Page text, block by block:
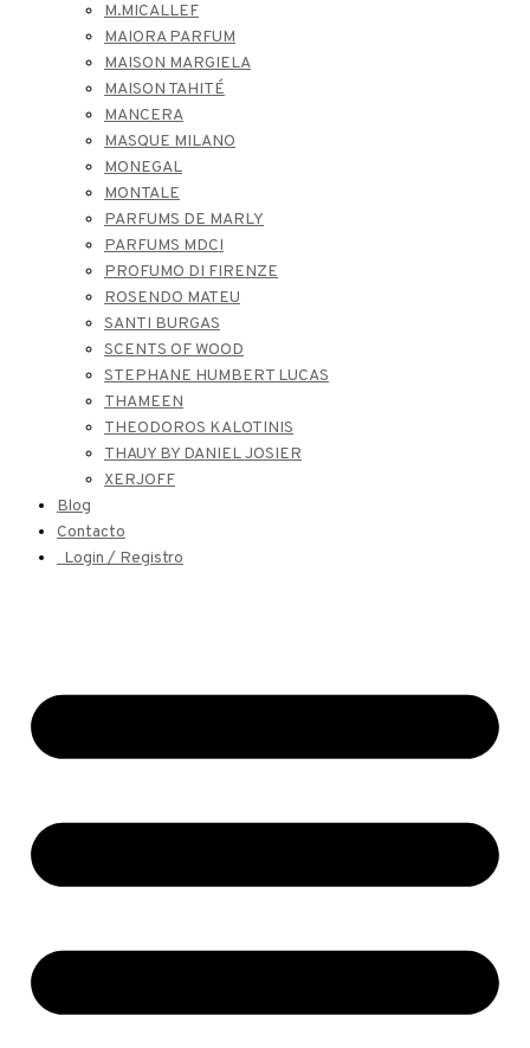
M.MICALLEF
MAIORA PARFUM
MAISON MARGIELA
MAISON TAHITÉ
MANCERA
MASQUE MILANO
MONEGAL
MONTALE
PARFUMS DE MARLY
PARFUMS MDCI
PROFUMO DI FIRENZE
ROSENDO MATEU
SANTI BURGAS
SCENTS OF WOOD
STEPHANE HUMBERT LUCAS
THAMEEN
THEODOROS KALOTINIS
THAUY BY DANIEL JOSIER
XERJOFF
Blog
Contacto
Login / Registro